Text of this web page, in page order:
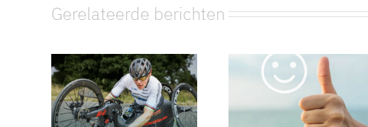
Gerelateerde berichten
Handbiker Tim
de Vries haalt
het beste uit
Onze klanten
zijn zeer